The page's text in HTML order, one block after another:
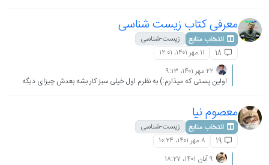
معرفی کتاب زیست شناسی
انتخاب منابع
زیست-شناسی
18
۱۱ مهر ۱۴۰۱،‏ ۱۲:۰۱
۲۲ مهر ۱۴۰۱،‏ ۹:۱۳
اولین پستی که میذارم:) به نظرم اول خیلی سبز کار بشه بعدش چیزای دیگه
معصوم نیا
انتخاب منابع
زیست-شناسی
19
۸ مهر ۱۴۰۱،‏ ۱۰:۲۴
۹ آبان ۱۴۰۱،‏ ۱۸:۲۷